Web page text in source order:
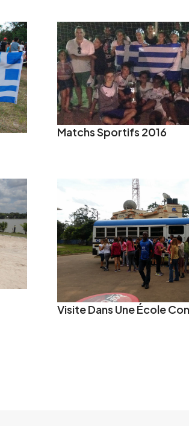
Matchs Sportifs 2016
Visite Dans Une École